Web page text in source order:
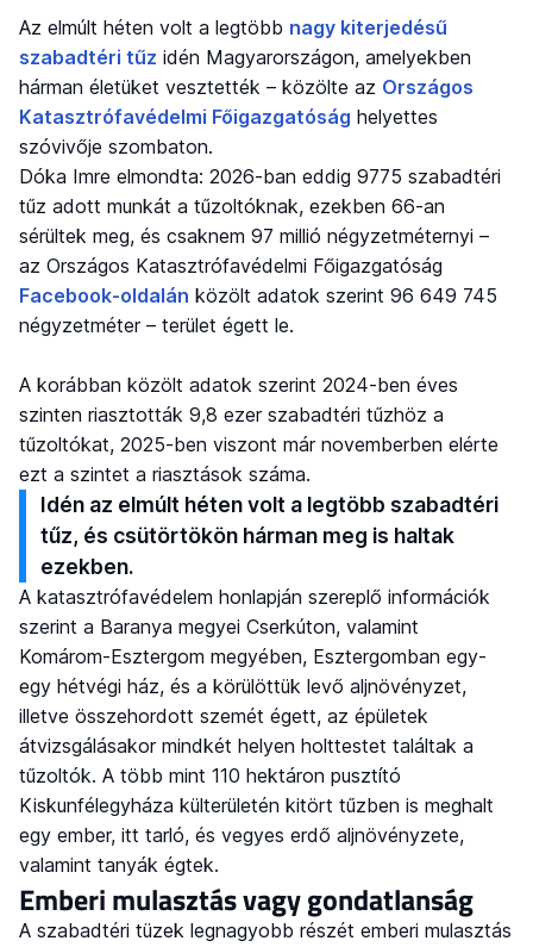
Az elmúlt héten volt a legtöbb nagy kiterjedésű
szabadtéri tűz idén Magyarországon, amelyekben
hárman életüket vesztették – közölte az Országos
Katasztrófavédelmi Főigazgatóság helyettes
szóvivője szombaton.
Dóka Imre elmondta: 2026-ban eddig 9775 szabadtéri
tűz adott munkát a tűzoltóknak, ezekben 66-an
sérültek meg, és csaknem 97 millió négyzetméternyi –
az Országos Katasztrófavédelmi Főigazgatóság
Facebook-oldalán közölt adatok szerint 96 649 745
négyzetméter – terület égett le.
A korábban közölt adatok szerint 2024-ben éves
szinten riasztották 9,8 ezer szabadtéri tűzhöz a
tűzoltókat, 2025-ben viszont már novemberben elérte
ezt a szintet a riasztások száma.
Idén az elmúlt héten volt a legtöbb szabadtéri
tűz, és csütörtökön hárman meg is haltak
ezekben.
A katasztrófavédelem honlapján szereplő információk
szerint a Baranya megyei Cserkúton, valamint
Komárom-Esztergom megyében, Esztergomban egy-
egy hétvégi ház, és a körülöttük levő aljnövényzet,
illetve összehordott szemét égett, az épületek
átvizsgálásakor mindkét helyen holttestet találtak a
tűzoltók. A több mint 110 hektáron pusztító
Kiskunfélegyháza külterületén kitört tűzben is meghalt
egy ember, itt tarló, és vegyes erdő aljnövényzete,
valamint tanyák égtek.
Emberi mulasztás vagy gondatlanság
A szabadtéri tüzek legnagyobb részét emberi mulasztás